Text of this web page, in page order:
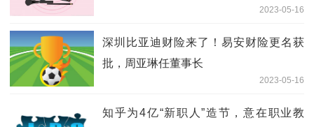
2023-05-16
深圳比亚迪财险来了！易安财险更名获
批，周亚琳任董事长
2023-05-16
知乎为4亿“新职人”造节，意在职业教